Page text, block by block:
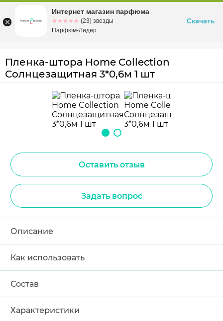
Омскул. Заозерная, 11, к. 1
Пленка-штора Home Collection
Солнцезащитная 3*0,6м 1 шт
Оставить отзыв
Задать вопрос
Описание
Как использовать
Состав
Характеристики
Интернет магазин парфюма
☆☆☆☆☆
★★★★★ (23) звезды
Парфюм-Лидер
Скачать